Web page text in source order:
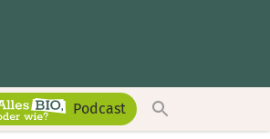
Podcast